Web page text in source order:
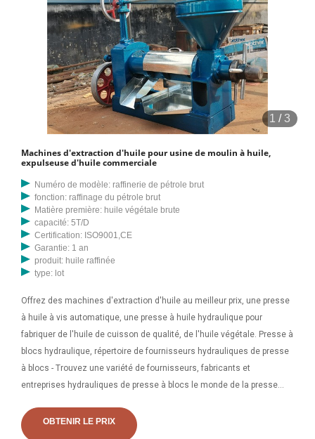
1 /3
Machines d'extraction d'huile pour usine de moulin à huile,
expulseuse d'huile commerciale
Numéro de modèle: raffinerie de pétrole brut
fonction: raffinage du pétrole brut
Matière première: huile végétale brute
capacité: 5T/D
Certification: ISO9001,CE
Garantie: 1 an
produit: huile raffinée
type: lot
Offrez des machines d'extraction d'huile au meilleur prix, une presse
à huile à vis automatique, une presse à huile hydraulique pour
fabriquer de l'huile de cuisson de qualité, de l'huile végétale. Presse à
blocs hydraulique, répertoire de fournisseurs hydrauliques de presse
à blocs - Trouvez une variété de fournisseurs, fabricants et
entreprises hydrauliques de presse à blocs le monde de la presse
hydraulique, des fruits et légumes
OBTENIR LE PRIX